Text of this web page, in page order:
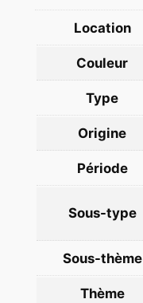
G
è
M
R
9
0
Location
Couleur
Type
Origine
Période
Sous-type
Sous-thème
Thème